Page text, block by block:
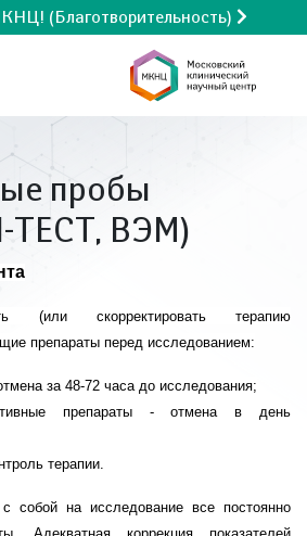
(Благотворительность)
пробы
ВЭМ)
(или скорректировать терапию
препараты перед исследованием:
за 48-72 часа до исследования;
препараты - отмена в день
терапии.
собой на исследование все постоянно